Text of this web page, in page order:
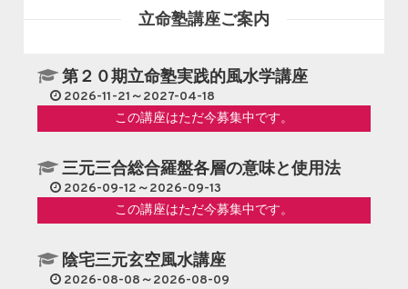
立命塾講座ご案内
第２０期立命塾実践的風水学講座
2026-11-21～2027-04-18
この講座はただ今募集中です。
三元三合総合羅盤各層の意味と使用法
2026-09-12～2026-09-13
この講座はただ今募集中です。
陰宅三元玄空風水講座
2026-08-08～2026-08-09